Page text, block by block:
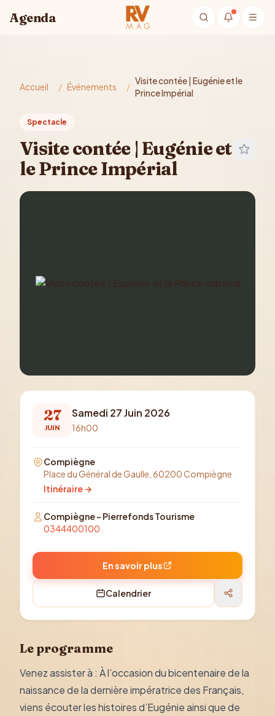
Agenda
Accueil / Événements /
Visite contée | Eugénie et le
Prince Impérial
Spectacle
Visite contée | Eugénie et
le Prince Impérial
27
JUIN
Samedi 27 Juin 2026
16h00
Compiègne
Place du Général de Gaulle, 60200 Compiègne
Itinéraire →
Compiègne - Pierrefonds Tourisme
0344400100
En savoir plus
Calendrier
Le programme
Venez assister à : À l’occasion du bicentenaire de la
naissance de la dernière impératrice des Français,
viens écouter les histoires d’Eugénie ainsi que de